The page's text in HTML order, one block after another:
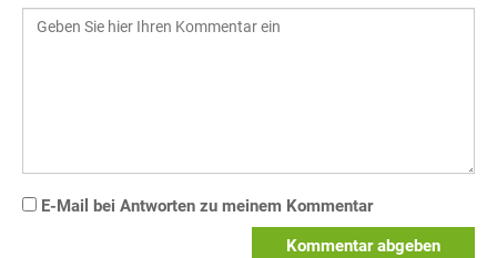
E-Mail bei Antworten zu meinem Kommentar
Kommentar abgeben